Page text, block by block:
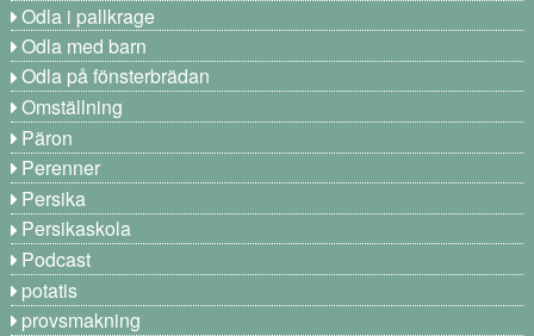
Odla i pallkrage
Odla med barn
Odla på fönsterbrädan
Omställning
Päron
Perenner
Persika
Persikaskola
Podcast
potatis
provsmakning